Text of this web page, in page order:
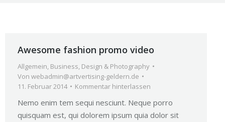
Awesome fashion promo video
Allgemein, Business, Design & Photography
Von webadmin@artvertising-geldern.de
11. Februar 2014
Kommentar hinterlassen
Nemo enim tem sequi nesciunt. Neque porro
quisquam est, qui dolorem ipsum quia dolor sit